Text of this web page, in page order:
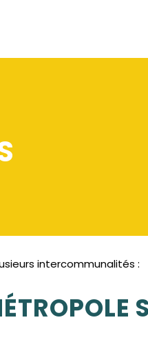
intercommunalités :